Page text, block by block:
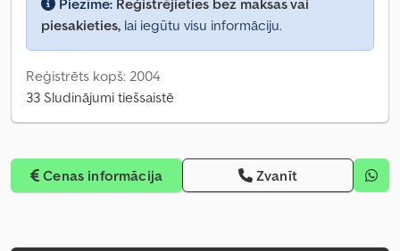
Piezīme: Reģistrējieties bez maksas vai
piesakieties, lai iegūtu visu informāciju.
Reģistrēts kopš: 2004
33 Sludinājumi tiešsaistē
Cenas informācija Zvanīt